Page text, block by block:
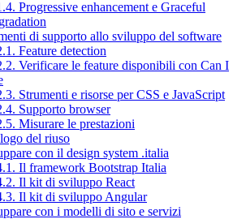
Progressive enhancement e Graceful
di supporto allo sviluppo del software
Feature detection
Verificare le feature disponibili con Can I
Strumenti e risorse per CSS e JavaScript
Supporto browser
Misurare le prestazioni
del riuso
con il design system .italia
Il framework Bootstrap Italia
Il kit di sviluppo React
Il kit di sviluppo Angular
con i modelli di sito e servizi